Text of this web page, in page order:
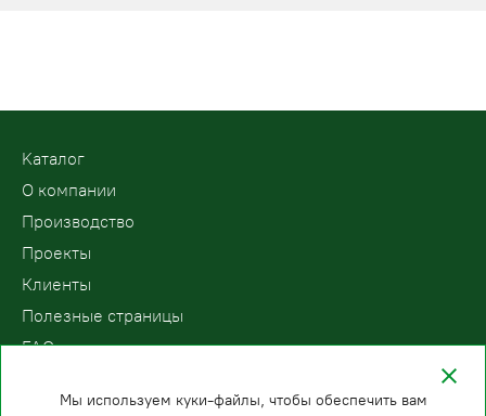
Kаталог
О компании
Производство
Проекты
Клиенты
Полезные страницы
FAQ
Мы используем куки-файлы, чтобы обеспечить вам